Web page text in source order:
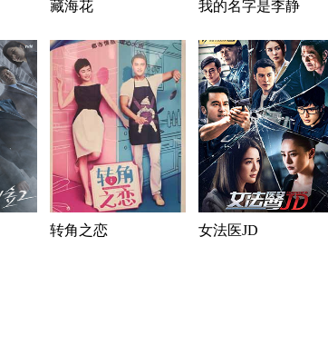
藏海花 我的名字是李静
转角之恋 女法医JD